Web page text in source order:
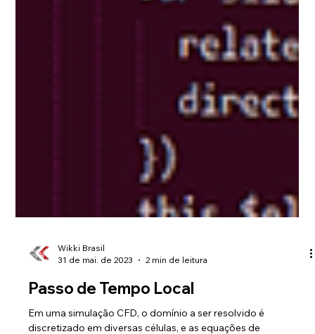
31 de mai. de 2023
2 min de leitura
Passo de Tempo Local